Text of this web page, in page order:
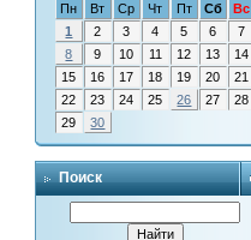
Пн
Вт Ср Чт Пт Сб
Вс
1
2 3 4 5 6
7
8
9 10 11 12 13
14
15
16 17 18 19 20
21
22
23 24 25 26 27
28
29
30
Поиск